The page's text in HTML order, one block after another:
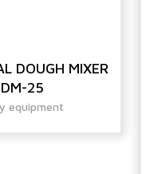
DOUGH MIXER
25
equipment